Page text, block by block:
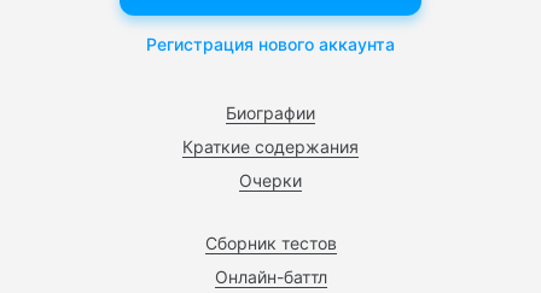
Биографии
Краткие содержания
Очерки
Сборник тестов
Онлайн-баттл
Регистрация нового аккаунта